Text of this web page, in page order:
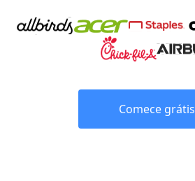
Comece grátis